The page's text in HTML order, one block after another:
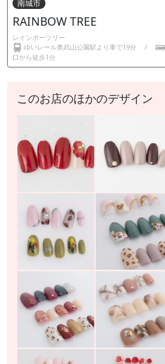
南城市
RAINBOW TREE
レインボーツリー
ゆいレール奥武山公園駅より車で19分
/
口から徒歩1分
このお店のほかのデザイン